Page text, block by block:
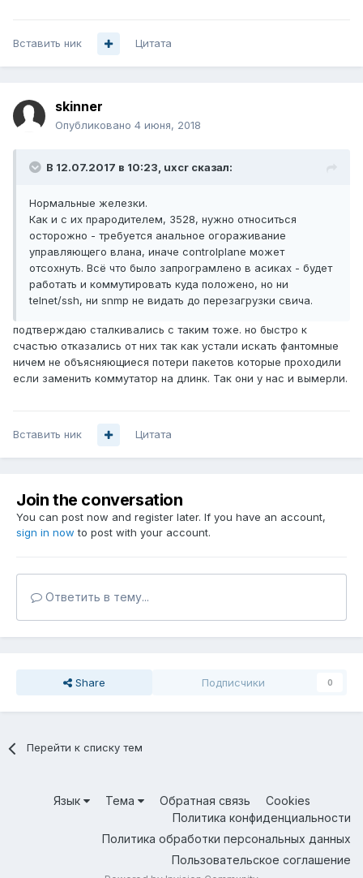
Вставить ник Цитата
skinner
Опубликовано 4 июня, 2018
В 12.07.2017 в 10:23, uxcr сказал:
Нормальные железки.
Как и с их прародителем, 3528, нужно относиться
осторожно - требуется анальное огораживание
управляющего влана, иначе controlplane может
отсохнуть. Всё что было запрограмлено в асиках - будет
работать и коммутировать куда положено, но ни
telnet/ssh, ни snmp не видать до перезагрузки свича.
подтверждаю сталкивались с таким тоже. но быстро к
счастью отказались от них так как устали искать фантомные
ничем не объясняющиеся потери пакетов которые проходили
если заменить коммутатор на длинк. Так они у нас и вымерли.
Вставить ник Цитата
Join the conversation
You can post now and register later. If you have an account,
sign in now to post with your account.
Ответить в тему...
Share Подписчики 0
Перейти к списку тем
Язык Тема Обратная связь
Cookies
Политика конфиденциальности
Политика обработки персональных данных
Пользовательское соглашение